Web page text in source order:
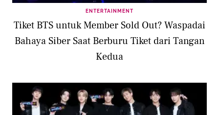
ENTERTAINMENT
Tiket BTS untuk Member Sold Out? Waspadai
Bahaya Siber Saat Berburu Tiket dari Tangan
Kedua